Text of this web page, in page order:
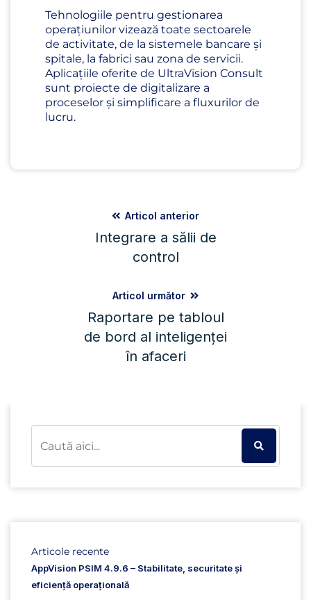
Tehnologiile pentru gestionarea
operațiunilor vizează toate sectoarele
de activitate, de la sistemele bancare și
spitale, la fabrici sau zona de servicii.
Aplicațiile oferite de UltraVision Consult
sunt proiecte de digitalizare a
proceselor și simplificare a fluxurilor de
lucru.
Articol anterior
Integrare a sălii de
control
Articol următor
Raportare pe tabloul
de bord al inteligenței
în afaceri
Articole recente
AppVision PSIM 4.9.6 – Stabilitate, securitate și
eficiență operațională